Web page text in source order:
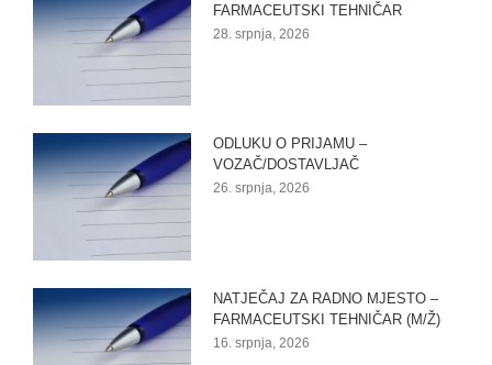
FARMACEUTSKI TEHNIČAR
28. srpnja, 2026
ODLUKU O PRIJAMU –
VOZAČ/DOSTAVLJAČ
26. srpnja, 2026
NATJEČAJ ZA RADNO MJESTO –
FARMACEUTSKI TEHNIČAR (M/Ž)
16. srpnja, 2026